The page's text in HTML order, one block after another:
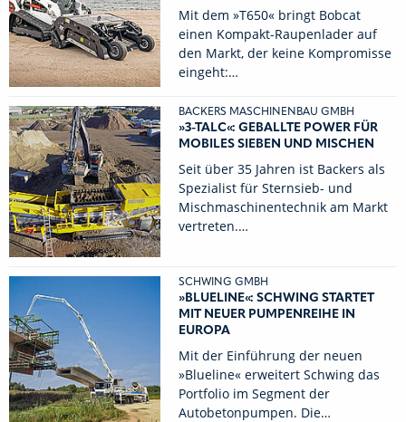
Mit dem »T650« bringt Bobcat
einen Kompakt-Raupenlader auf
den Markt, der keine Kompromisse
eingeht:…
BACKERS MASCHINENBAU GMBH
»3-TALC«: GEBALLTE POWER FÜR
MOBILES SIEBEN UND MISCHEN
Seit über 35 Jahren ist Backers als
Spezialist für Sternsieb- und
Mischmaschinentechnik am Markt
vertreten.…
SCHWING GMBH
»BLUELINE«: SCHWING STARTET
MIT NEUER PUMPENREIHE IN
EUROPA
Mit der Einführung der neuen
»Blueline« erweitert Schwing das
Portfolio im Segment der
Autobetonpumpen. Die…